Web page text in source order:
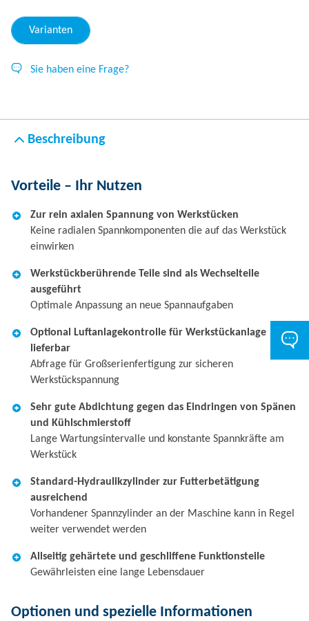
Varianten
Sie haben eine Frage?
Beschreibung
Vorteile – Ihr Nutzen
Zur rein axialen Spannung von Werkstücken
Keine radialen Spannkomponenten die auf das Werkstück
einwirken
Werkstückberührende Teile sind als Wechselteile
ausgeführt
Optimale Anpassung an neue Spannaufgaben
Optional Luftanlagekontrolle für Werkstückanlage
lieferbar
Abfrage für Großserienfertigung zur sicheren
Werkstückspannung
Sehr gute Abdichtung gegen das Eindringen von Spänen
und Kühlschmierstoff
Lange Wartungsintervalle und konstante Spannkräfte am
Werkstück
Standard-Hydraulikzylinder zur Futterbetätigung
ausreichend
Vorhandener Spannzylinder an der Maschine kann in Regel
weiter verwendet werden
Allseitig gehärtete und geschliffene Funktionsteile
Gewährleisten eine lange Lebensdauer
Optionen und spezielle Informationen